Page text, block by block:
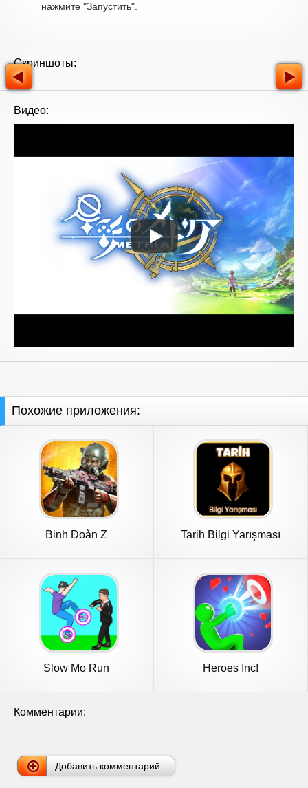
нажмите "Запустить".
Скриншоты:
Видео:
Похожие приложения:
Binh Đoàn Z Tarih Bilgi Yarışması
Slow Mo Run Heroes Inc!
Комментарии:
Добавить комментарий